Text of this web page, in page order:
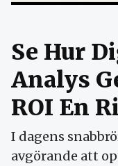
Se Hur
Analys
ROI En
I dagens
avgörande att